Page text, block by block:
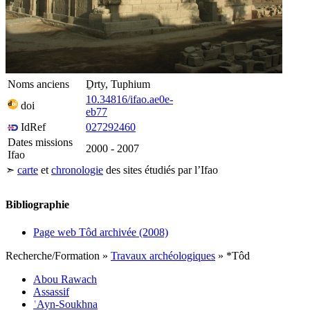
Noms anciens
Ḏrty, Tuphium
doi
10.34816/ifao.ae0e-
eb77
IdRef
027292460
Dates missions
Ifao
2000 - 2007
Karnak-nord
Tôd
Karnak, sanctuaires osiriens
−
➣ carte etchronologie des sites étudiés par l’Ifao
Bibliographie
Page web Tôd archivée (2008)
Recherche/Formation » Travaux archéologiques » *Tôd
Abou Rawach
Assassif
ʿAyn-Soukhna